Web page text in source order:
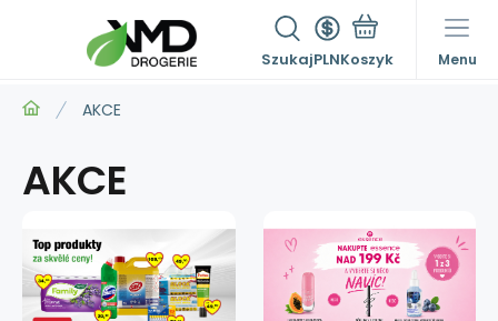
SzukajPLN Menu
AKCE
AKCE